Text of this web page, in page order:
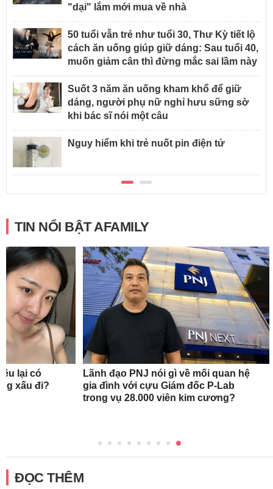
"dại" lắm mới mua về nhà
50 tuổi vẫn trẻ như tuổi 30, Thư Kỳ tiết lộ
cách ăn uống giúp giữ dáng: Sau tuổi 40,
muốn giảm cân thì đừng mắc sai lầm này
Suốt 3 năm ăn uống kham khổ để giữ
dáng, người phụ nữ nghỉ hưu sững sờ
khi bác sĩ nói một câu
Nguy hiểm khi trẻ nuốt pin điện tử
TIN NỔI BẬT AFAMILY
lại có
xấu đi?
Lãnh đạo PNJ nói gì về mối quan hệ
gia đình với cựu Giám đốc P-Lab
trong vụ 28.000 viên kim cương?
ĐỌC THÊM